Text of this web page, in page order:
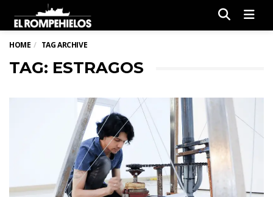
HOME TAG ARCHIVE
TAG: ESTRAGOS